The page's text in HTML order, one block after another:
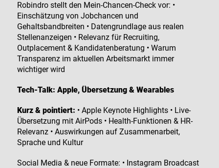
Robindro stellt den Mein-Chancen-Check vor: •
Einschätzung von Jobchancen und
Gehaltsbandbreiten • Datengrundlage aus realen
Stellenanzeigen • Relevanz für Recruiting,
Outplacement & Kandidatenberatung • Warum
Transparenz im aktuellen Arbeitsmarkt immer
wichtiger wird
Tech-Talk: Apple, Übersetzung & Wearables
Kurz & pointiert: • Apple Keynote Highlights • Live-
Übersetzung mit AirPods • Health-Funktionen & HR-
Relevanz • Auswirkungen auf Zusammenarbeit,
Sprache und Kultur
Social Media & neue Formate: • Instagram Broadcast